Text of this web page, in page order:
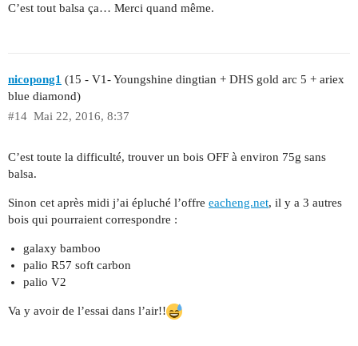
C’est tout balsa ça… Merci quand même.
nicopong1 (15 - V1- Youngshine dingtian + DHS gold arc 5 + ariex
blue diamond)
Mai 22, 2016, 8:37
#14
C’est toute la difficulté, trouver un bois OFF à environ 75g sans
balsa.
Sinon cet après midi j’ai épluché l’offre eacheng.net, il y a 3 autres
bois qui pourraient correspondre :
galaxy bamboo
palio R57 soft carbon
palio V2
Va y avoir de l’essai dans l’air!!